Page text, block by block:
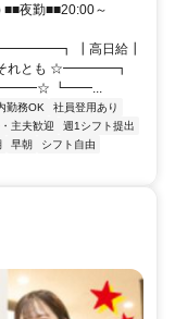
夜勤■■20:00～
┃高日給┃
れとも ☆━━━━┓
┗━━...
勤務OK
社員登用あり
主夫歓迎
週1シフト提出
早朝
シフト自由